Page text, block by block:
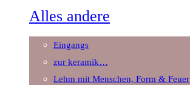
Alles andere
Eingangs
zur keramik…
Lehm mit Menschen, Form & Feuer